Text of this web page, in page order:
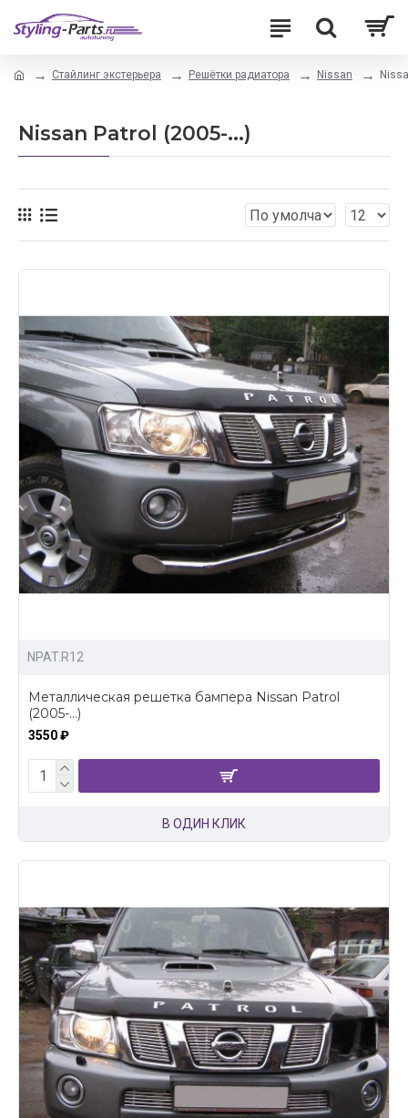
Стайлинг экстерьера Решётки радиатора Nissan
Nissan Patrol (2005-...)
NPAT.R12
Металлическая решетка бампера Nissan Patrol
(2005-...)
3550 ₽
В ОДИН КЛИК